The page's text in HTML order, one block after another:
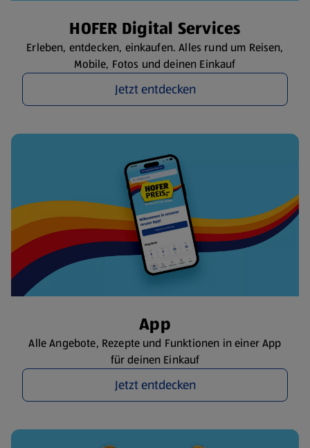
HOFER Digital Services
Erleben, entdecken, einkaufen. Alles rund um Reisen,
Mobile, Fotos und deinen Einkauf
Jetzt entdecken
App
Alle Angebote, Rezepte und Funktionen in einer App
für deinen Einkauf
Jetzt entdecken